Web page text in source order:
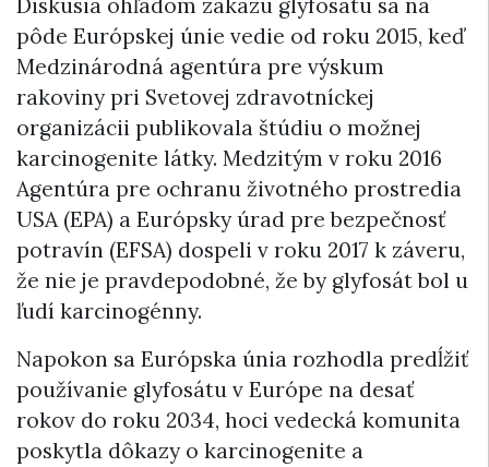
Diskusia ohľadom zákazu glyfosátu sa na
pôde Európskej únie vedie od roku 2015, keď
Medzinárodná agentúra pre výskum
rakoviny pri Svetovej zdravotníckej
organizácii publikovala štúdiu o možnej
karcinogenite látky. Medzitým v roku 2016
Agentúra pre ochranu životného prostredia
USA (EPA) a Európsky úrad pre bezpečnosť
potravín (EFSA) dospeli v roku 2017 k záveru,
že nie je pravdepodobné, že by glyfosát bol u
ľudí karcinogénny.
Napokon sa Európska únia rozhodla predĺžiť
používanie glyfosátu v Európe na desať
rokov do roku 2034, hoci vedecká komunita
poskytla dôkazy o karcinogenite a